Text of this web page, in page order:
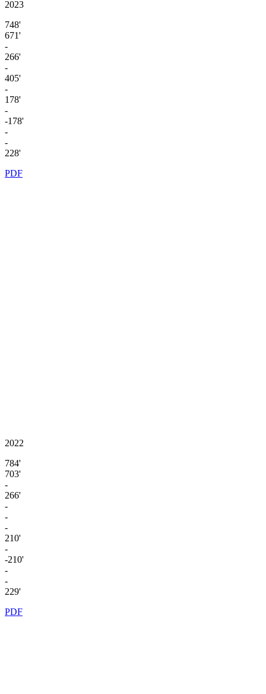
2023
748'
671'
-
266'
-
405'
-
178'
-
-178'
-
-
228'
PDF
2022
784'
703'
-
266'
-
-
-
210'
-
-210'
-
-
229'
PDF